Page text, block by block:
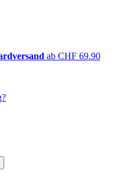
ab CHF 69.90